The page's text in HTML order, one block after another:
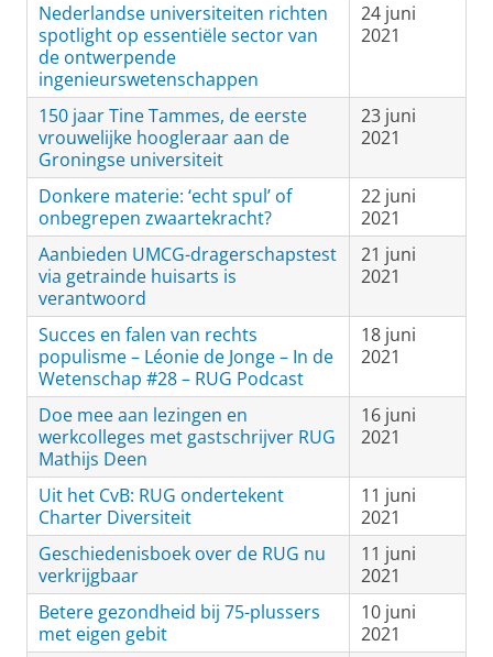
Nederlandse universiteiten richten
spotlight op essentiële sector van
de ontwerpende
ingenieurswetenschappen
24 juni
2021
150 jaar Tine Tammes, de eerste
vrouwelijke hoogleraar aan de
Groningse universiteit
23 juni
2021
Donkere materie: ‘echt spul’ of
onbegrepen zwaartekracht?
22 juni
2021
Aanbieden UMCG-dragerschapstest
via getrainde huisarts is
verantwoord
21 juni
2021
Succes en falen van rechts
populisme – Léonie de Jonge – In de
Wetenschap #28 – RUG Podcast
18 juni
2021
Doe mee aan lezingen en
werkcolleges met gastschrijver RUG
Mathijs Deen
16 juni
2021
Uit het CvB: RUG ondertekent
Charter Diversiteit
11 juni
2021
Geschiedenisboek over de RUG nu
verkrijgbaar
11 juni
2021
Betere gezondheid bij 75-plussers
met eigen gebit
10 juni
2021